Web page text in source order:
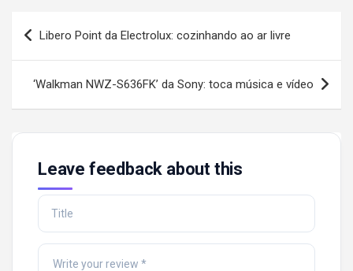
Post
navigation
Libero Point da Electrolux: cozinhando ao ar livre
‘Walkman NWZ-S636FK’ da Sony: toca música e vídeo
Leave feedback about this